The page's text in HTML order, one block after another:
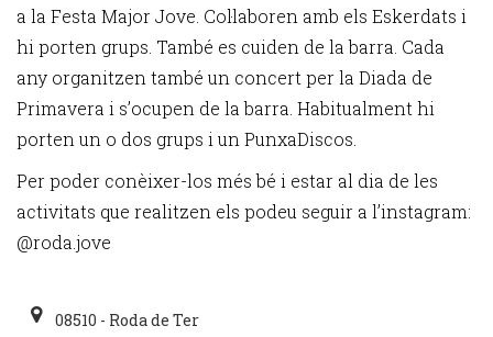
a la Festa Major Jove. Col·laboren amb els Eskerdats i
hi porten grups. També es cuiden de la barra. Cada
any organitzen també un concert per la Diada de
Primavera i s’ocupen de la barra. Habitualment hi
porten un o dos grups i un PunxaDiscos.
Per poder conèixer-los més bé i estar al dia de les
activitats que realitzen els podeu seguir a l’instagram:
@roda.jove
08510 - Roda de Ter